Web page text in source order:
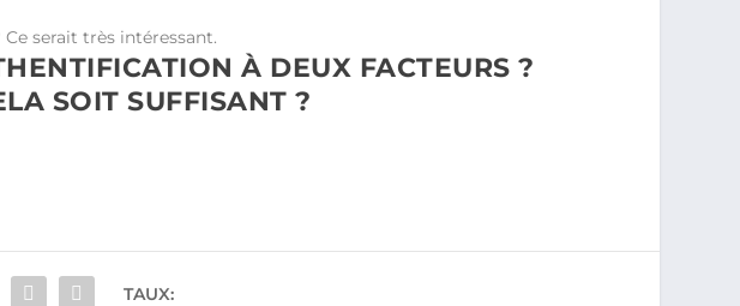
Ce serait très intéressant.
À DEUX FACTEURS ?
SOIT SUFFISANT ?
TAUX: